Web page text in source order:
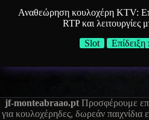
Αναθεώρηση κουλοχέρη KTV:
RTP και λειτουργίες
Slot
Επίδειξη
jf-monteabraao.ptΠροσφέρουμε
για κουλοχέρηδες, δωρεάν παιχνίδια